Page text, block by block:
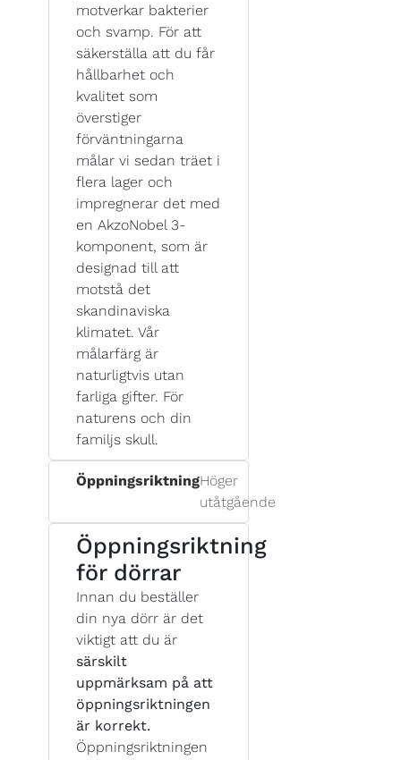
motverkar bakterier
och svamp. För att
säkerställa att du får
hållbarhet och
kvalitet som
överstiger
förväntningarna
målar vi sedan träet i
flera lager och
impregnerar det med
en AkzoNobel 3-
komponent, som är
designad till att
motstå det
skandinaviska
klimatet. Vår
målarfärg är
naturligtvis utan
farliga gifter. För
naturens och din
familjs skull.
ÖppningsriktningHöger
utåtgående
Öppningsriktning
för dörrar
Innan du beställer
din nya dörr är det
viktigt att du är
särskilt
uppmärksam på att
öppningsriktningen
är korrekt.
Öppningsriktningen